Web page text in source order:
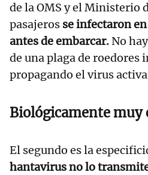
de la OMS y el Ministerio
pasajeros se infectaron
antes de embarcar. No
de una plaga de roedores
propagando el virus
Biológicamente muy
El segundo es la
hantavirus no lo